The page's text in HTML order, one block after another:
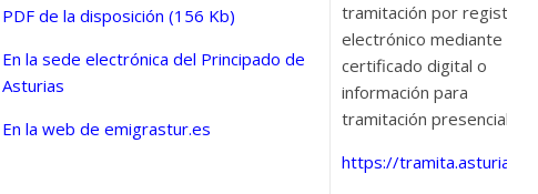
PDF de la disposición (156 Kb)
En la sede electrónica del Principado de
Asturias
En la web de emigrastur.es
tramitación por registro
electrónico mediante
certificado digital o
información para
tramitación presencial:
https://tramita.asturias.es/